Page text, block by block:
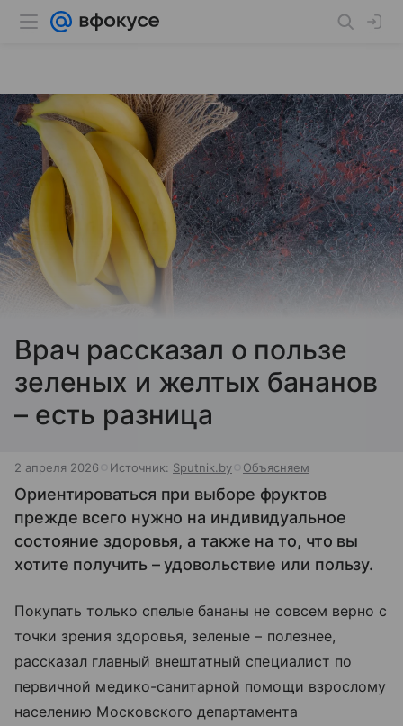
Врач рассказал о пользе
зеленых и желтых бананов
– есть разница
2 апреля 2026 Источник: Sputnik.by Объясняем
Ориентироваться при выборе фруктов
прежде всего нужно на индивидуальное
состояние здоровья, а также на то, что вы
хотите получить – удовольствие или пользу.
Покупать только спелые бананы не совсем верно с
точки зрения здоровья, зеленые – полезнее,
рассказал главный внештатный специалист по
первичной медико-санитарной помощи взрослому
населению Московского департамента